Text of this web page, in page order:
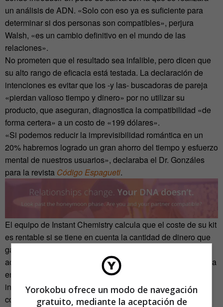
un análisis de ADN. «Solo con eso ya es suficiente para
determinar si dos personas son compatibles», perjura
Walsh, «es un cambio definitivo en el mundo de las
relaciones».
No prometen que el resultado sea infalible, pero dicen que
su alto rango de eficacia está testada. La declaración de
intenciones es evitar que los -y las- buscadoras de pareja
«pierdan valioso tiempo y dinero» por no utilizar su
producto, que aseguran, diagnostica la compatibilidad «de
forma certera» a un costo de «199 dólares».
«Si podemos reducir la imprevisibilidad romántica en un
20% habremos logrado un gran ahorro del tiempo y esfuerzo
mental de nuestros usuarios», declaraba el Dr. Gonzáles
para la revista Código Espagueti.
El equipo de Instant Chemistry calcula que el coste de su kit
es rentable si se tiene en cuenta la cantidad de dinero que
gasta cada persona que busca pareja en internet
acumulando citas fallidas. Su método genético, que se basa
en una teoría de la compatibilidad basada en los sistemas
inmunológicos o el olor corporal de los usuarios, no está
corroborado por ninguna institución científica de alto nivel,
Yorokobu ofrece un modo de navegación
gratuito, mediante la aceptación de